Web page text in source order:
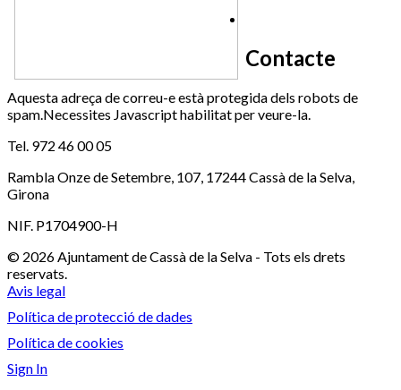
Contacte
Aquesta adreça de correu-e està protegida dels robots de
spam.Necessites Javascript habilitat per veure-la.
Tel. 972 46 00 05
Rambla Onze de Setembre, 107, 17244 Cassà de la Selva,
Girona
NIF. P1704900-H
© 2026 Ajuntament de Cassà de la Selva - Tots els drets
reservats.
Avis legal
Política de protecció de dades
Política de cookies
Sign In